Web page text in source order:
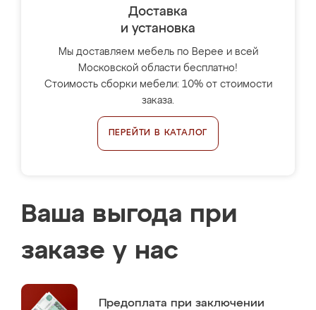
Доставка
и установка
Мы доставляем мебель по Верее и всей
Московской области бесплатно!
Стоимость сборки мебели: 10% от стоимости
заказа.
ПЕРЕЙТИ В КАТАЛОГ
Ваша выгода при
заказе у нас
Предоплата при заключении